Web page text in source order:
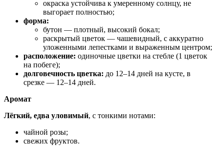
окраска устойчива к умеренному солнцу, не
выгорает полностью;
форма:
бутон — плотный, высокий бокал;
раскрытый цветок — чашевидный, с аккуратно
уложенными лепестками и выраженным центром;
расположение: одиночные цветки на стебле (1 цветок
на побеге);
долговечность цветка: до 12–14 дней на кусте, в
срезке — 12–14 дней.
Аромат
Лёгкий, едва уловимый, с тонкими нотами:
чайной розы;
свежих фруктов.